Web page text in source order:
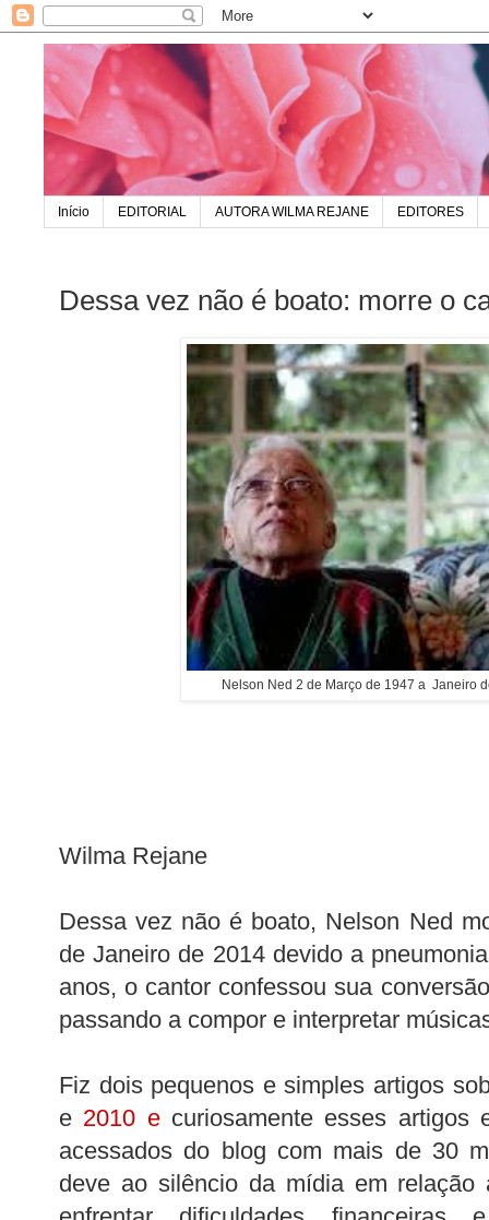
Início EDITORIAL AUTORA WILMA REJANE EDITORES
Dessa vez não é boato: morre o
Nelson Ned 2 de Março de 1947 a Janeiro
Wilma Rejane
Dessa vez não é boato, Nelson Ned
de Janeiro de 2014 devido a
anos, o cantor confessou sua
passando a compor e interpretar
Fiz dois pequenos e simples artigos
e 2010 e curiosamente esses artigos
acessados do blog com mais de 30
deve ao silêncio da mídia em relação